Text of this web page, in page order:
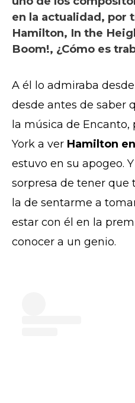
en la actualidad, por
Hamilton, In the
Boom!, ¿Cómo es
A él lo admiraba
desde antes de saber
la música de Encanto,
York a ver Hamilton
estuvo en su apogeo.
sorpresa de tener que
la de sentarme a
estar con él en la
conocer a un genio.